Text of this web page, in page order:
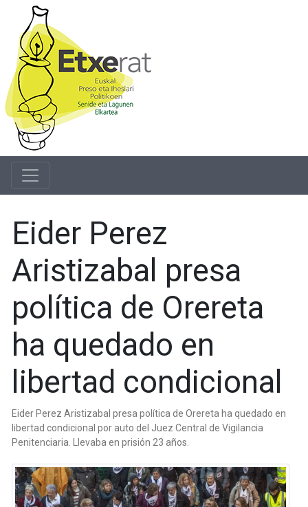
Eider Perez
Aristizabal presa
política de Orereta
ha quedado en
libertad condicional
Eider Perez Aristizabal presa política de Orereta ha quedado en
libertad condicional por auto del Juez Central de Vigilancia
Penitenciaria. Llevaba en prisión 23 años.